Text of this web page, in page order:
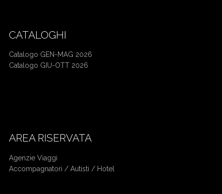
CATALOGHI
Catalogo GEN-MAG 2026
Catalogo GIU-OTT 2026
AREA RISERVATA
Agenzie Viaggi
Accompagnatori / Autisti / Hotel